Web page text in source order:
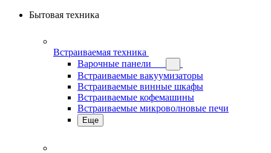
Бытовая техника
Встраиваемая техника
Варочные панели
Встраиваемые вакуумизаторы
Встраиваемые винные шкафы
Встраиваемые кофемашины
Встраиваемые микроволновые печи
Еще